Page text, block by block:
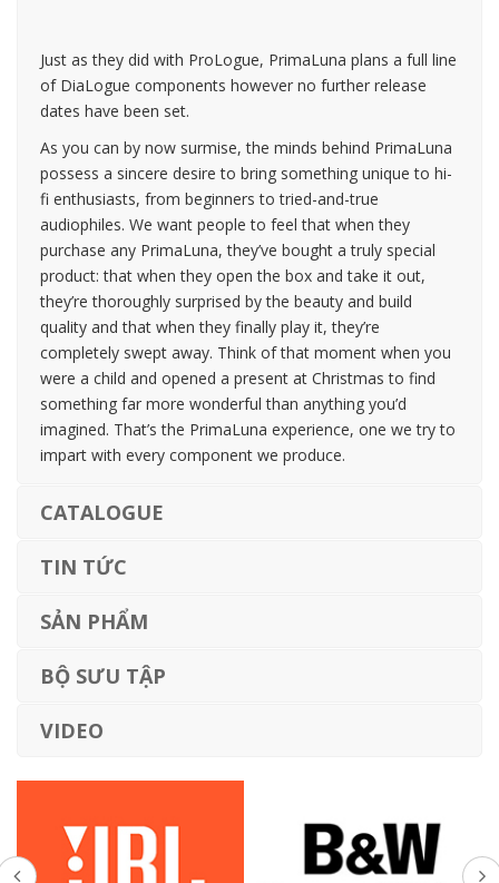
Just as they did with ProLogue, PrimaLuna plans a full line
of DiaLogue components however no further release
dates have been set.
As you can by now surmise, the minds behind PrimaLuna
possess a sincere desire to bring something unique to hi-
fi enthusiasts, from beginners to tried-and-true
audiophiles. We want people to feel that when they
purchase any PrimaLuna, they’ve bought a truly special
product: that when they open the box and take it out,
they’re thoroughly surprised by the beauty and build
quality and that when they finally play it, they’re
completely swept away. Think of that moment when you
were a child and opened a present at Christmas to find
something far more wonderful than anything you’d
imagined. That’s the PrimaLuna experience, one we try to
impart with every component we produce.
CATALOGUE
TIN TỨC
SẢN PHẨM
BỘ SƯU TẬP
VIDEO